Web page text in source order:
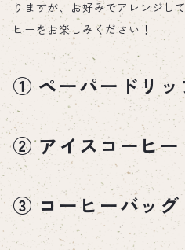
りますが、お好みでアレンジし
ヒーをお楽しみください！
① ペーパードリッ
② アイスコーヒー
③ コーヒーバッグ